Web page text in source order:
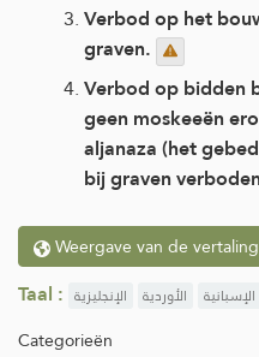
Verbod op het
graven.
Verbod op bidden
geen moskeeën
aljanaza (het
bij graven
Weergave van de
Taal : الإنجليزية الأوردية الإسبانية
Categorieën